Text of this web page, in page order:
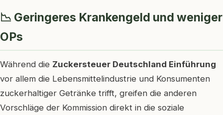
📉 Geringeres Krankengeld und weniger
OPs
Während die Zuckersteuer Deutschland Einführung
vor allem die Lebensmittelindustrie und Konsumenten
zuckerhaltiger Getränke trifft, greifen die anderen
Vorschläge der Kommission direkt in die soziale